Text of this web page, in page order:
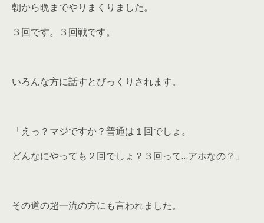
朝から晩までやりまくりました。
３回です。３回戦です。
いろんな方に話すとびっくりされます。
「えっ？マジですか？普通は１回でしょ。
どんなにやっても２回でしょ？３回って…アホなの？」
その道の超一流の方にも言われました。